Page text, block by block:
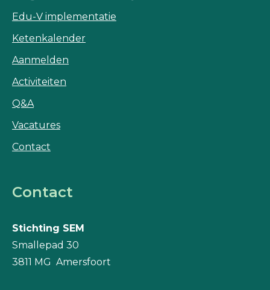
Edu-V implementatie
Ketenkalender
Aanmelden
Activiteiten
Q&A
Vacatures
Contact
Contact
Stichting SEM
Smallepad 30
3811 MG Amersfoort